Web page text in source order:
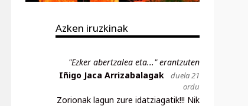
Azken iruzkinak
"Ezker abertzalea eta..." erantzuten
Iñigo Jaca Arrizabalagak
duela 21
ordu
Zorionak lagun zure idatziagatik!!! Nik